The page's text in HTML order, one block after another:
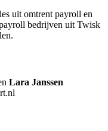
uit omtrent payroll en
bedrijven uit Twisk
Lara Janssen